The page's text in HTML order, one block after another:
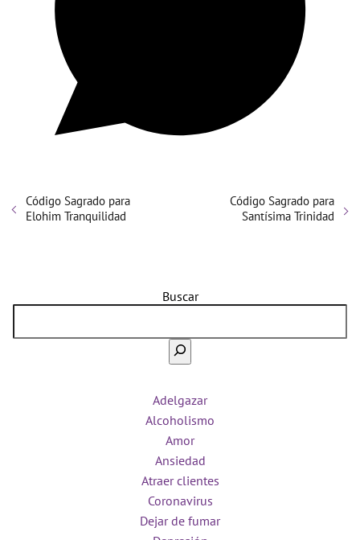
Código Sagrado para
Elohim Tranquilidad
Código Sagrado para
Santísima Trinidad
Buscar
Adelgazar
Alcoholismo
Amor
Ansiedad
Atraer clientes
Coronavirus
Dejar de fumar